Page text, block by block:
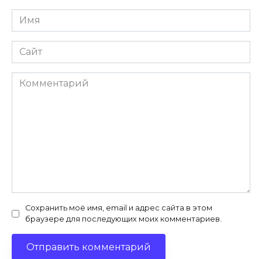
Имя
*
Сайт
Комментарий
Сохранить моё имя, email и адрес сайта в этом
браузере для последующих моих комментариев.